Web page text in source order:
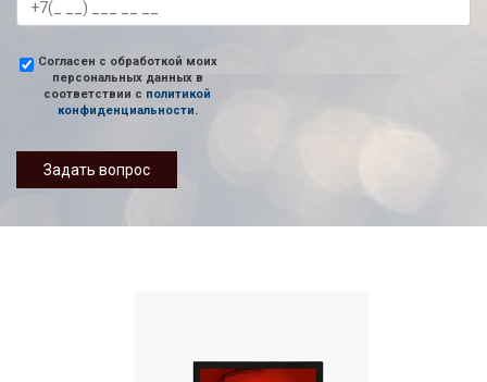
Согласен с обработкой моих
персональных данных в
соответствии с политикой
конфиденциальности.
Задать вопрос